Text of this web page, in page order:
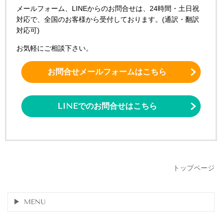
メールフォーム、LINEからのお問合せは、24時間・土日祝
対応で、全国のお客様から受付しております。(通訳・翻訳
対応可)
お気軽にご相談下さい。
お問合せメールフォームはこちら
LINEでのお問合せはこちら
トップページ
MENU